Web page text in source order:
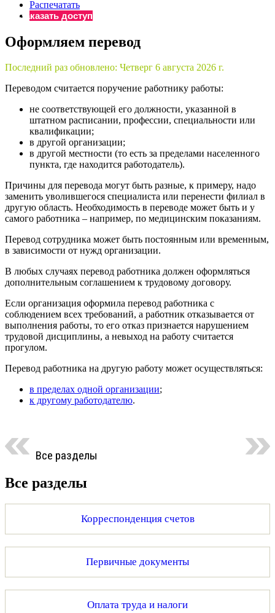
Бератор
Материалы электронного журнала
Материалы электронного журнала
«Практическая бухгалтерия»
Онлайн-сервисы «Учетная политика» и «Алгоритмы для
Просто заполните форму, и мы вышлем вам на почту
Распечатать
Заказать доступ
Оформляем перевод
Последний раз обновлено: Четверг 6 августа 2026 г.
Переводом считается поручение работнику работы:
не соответствующей его должности, указанной в
штатном расписании, профессии, специальности или
квалификации;
в другой организации;
в другой местности (то есть за пределами населенного
пункта, где находится работодатель).
Причины для перевода могут быть разные, к примеру, надо
заменить уволившегося специалиста или перенести филиал в
другую область. Необходимость в переводе может быть и у
самого работника – например, по медицинским показаниям.
Перевод сотрудника может быть постоянным или временным,
в зависимости от нужд организации.
В любых случаях перевод работника должен оформляться
дополнительным соглашением к трудовому договору.
Если организация оформила перевод работника с
соблюдением всех требований, а работник отказывается от
выполнения работы, то его отказ признается нарушением
трудовой дисциплины, а невыход на работу считается
прогулом.
Перевод работника на другую работу может осуществляться:
в пределах одной организации;
к другому работодателю.
Все разделы
Все разделы
Корреспонденция счетов
Первичные документы
Оплата труда и налоги